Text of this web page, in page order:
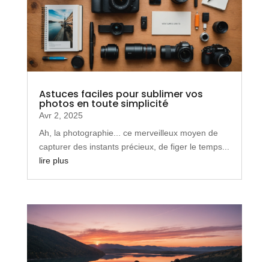
Astuces faciles pour sublimer vos
photos en toute simplicité
Avr 2, 2025
Ah, la photographie... ce merveilleux moyen de
capturer des instants précieux, de figer le temps...
lire plus